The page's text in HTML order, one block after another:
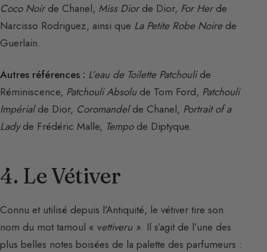
Coco Noirde Chanel, Miss Diorde Dior, For Herde
Narcisso Rodriguez, ainsi que La Petite Robe Noirede
Guerlain.
Autres références : L’eau de Toilette Patchoulide
Réminiscence, Patchouli Absolude Tom Ford, Patchouli
Impérialde Dior, Coromandelde Chanel, Portrait of a
Ladyde Frédéric Malle, Tempode Diptyque.
4. Le Vétiver
Connu et utilisé depuis l’Antiquité, le vétiver tire son
nom du mot tamoul « vettiveru ». Il s’agit de l’une des
plus belles notes boisées de la palette des parfumeurs :